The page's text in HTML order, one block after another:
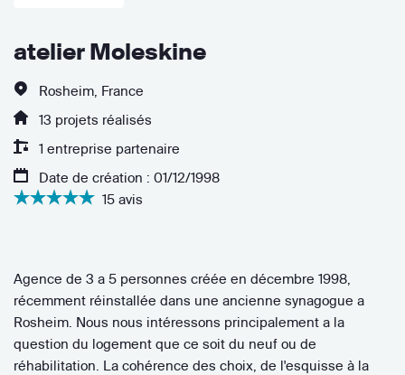
atelier Moleskine
Rosheim, France
13 projets réalisés
1 entreprise partenaire
Date de création : 01/12/1998
15 avis
Agence de 3 a 5 personnes créée en décembre 1998,
récemment réinstallée dans une ancienne synagogue a
Rosheim. Nous nous intéressons principalement a la
question du logement que ce soit du neuf ou de
réhabilitation. La cohérence des choix, de l'esquisse à la